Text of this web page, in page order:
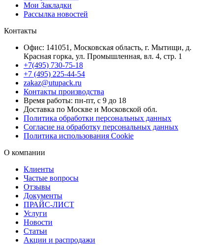
Мои Закладки
Рассылка новостей
Контакты
Офис: 141051, Московская область, г. Мытищи, д.
Красная горка, ул. Промышленная, вл. 4, стр. 1
+7(495) 730-75-18
+7 (495) 225-44-54
zakaz@utupack.ru
Контакты производства
Время работы: пн-пт, с 9 до 18
Доставка по Москве и Московской обл.
Политика обработки персональных данных
Согласие на обработку персональных данных
Политика использования Cookie
О компании
Клиенты
Частые вопросы
Отзывы
Документы
ПРАЙС-ЛИСТ
Услуги
Новости
Статьи
Акции и распродажи